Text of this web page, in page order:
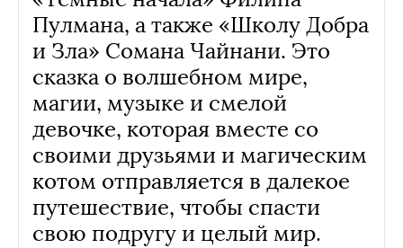
Пулмана, а также «Школу Добра
и Зла» Сомана Чайнани. Это
сказка о волшебном мире,
магии, музыке и смелой
девочке, которая вместе со
своими друзьями и магическим
котом отправляется в далекое
путешествие, чтобы спасти
свою подругу и целый мир.